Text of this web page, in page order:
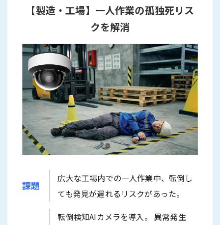
【製造・工場】一人作業の孤独死リス
クを解消
課題
広大な工場内での一人作業中、転倒し
ても発見が遅れるリスクがあった。
転倒検知AIカメラを導入。 異常発生